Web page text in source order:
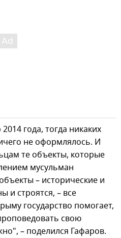
года, тогда никаких
не оформлялось. И
те объекты, которые
мусульман
– исторические и
и строятся, – все
государство помогает,
свою
– поделился Гафаров.